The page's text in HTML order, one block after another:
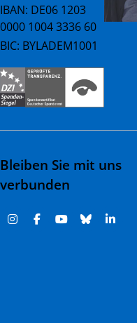
IBAN: DE06 1203
0000 1004 3336 60
BIC: BYLADEM1001
Bleiben Sie mit uns
verbunden